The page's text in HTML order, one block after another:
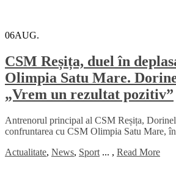
06AUG.
CSM Reșița, duel în
Olimpia Satu Mare.
„Vrem un rezultat pozitiv”
Antrenorul principal al CSM Reșița,
confruntarea cu CSM Olimpia Satu Mare,
Actualitate, News, Sport ... , Read More